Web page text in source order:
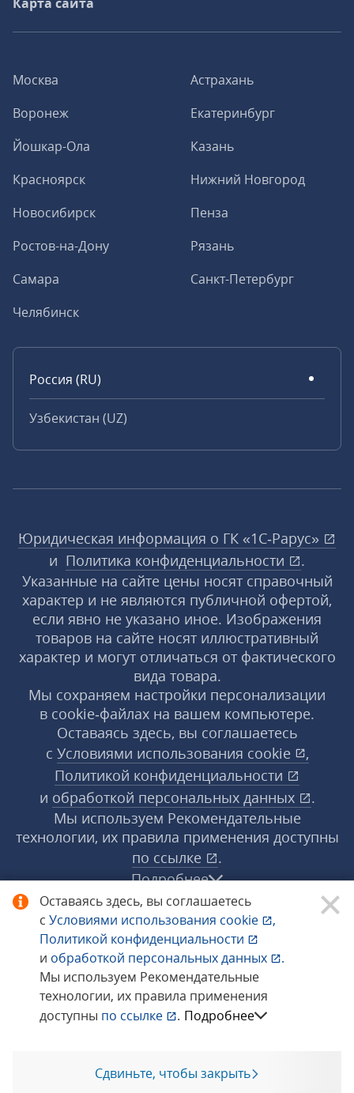
Оставаясь здесь, вы соглашаетесь
с Условиями использования cookie
,
Политикой конфиденциальности
и обработкой персональных данных
.
Мы используем Рекомендательные
технологии, их правила применения
доступны по ссылке . Подробнее
Сдвиньте, чтобы закрыть
Москва
Астрахань
Воронеж
Екатеринбург
Йошкар-Ола
Казань
Красноярск
Нижний Новгород
Новосибирск
Пенза
Ростов-на-Дону
Рязань
Самара
Санкт-Петербург
Челябинск
Россия (RU)
Узбекистан (UZ)
Юридическая информация о ГК «1С‑Рарус»
и Политика конфиденциальности
.
Указанные на сайте цены носят справочный
характер и не являются публичной офертой,
если явно не указано иное. Изображения
товаров на сайте носят иллюстративный
характер и могут отличаться от фактического
вида товара.
Мы сохраняем настройки персонализации
в cookie‑файлах на вашем компьютере.
Оставаясь здесь, вы соглашаетесь
с Условиями использования cookie
,
Политикой конфиденциальности
и обработкой персональных данных
.
Мы используем Рекомендательные
технологии, их правила применения доступны
по ссылке
.
Подробнее
© 1998−2026 «1С‑Рарус» ®. Все права
защищены.
Сообщить об ошибке
Позвоните мне